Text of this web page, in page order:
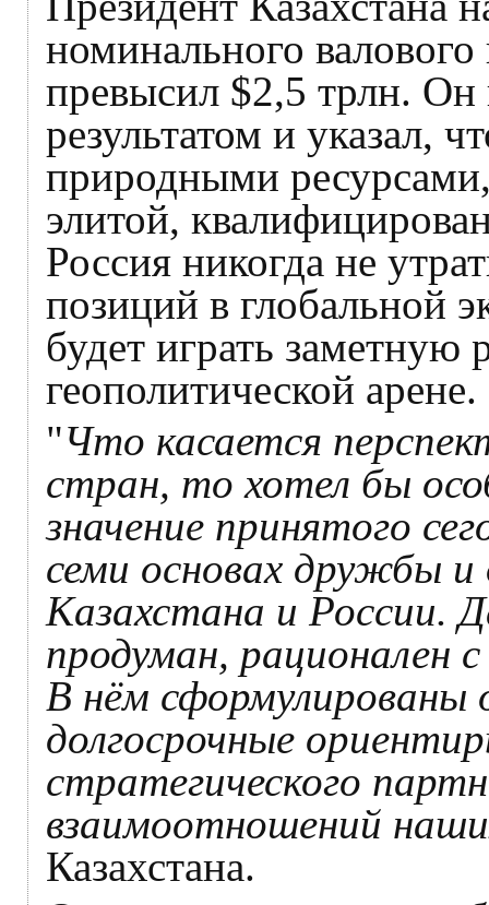
номинального
превысил $2,5 трлн. Он
результатом и указал,
природными
элитой,
Россия никогда не
позиций в глобальной
будет играть заметную
геополитической арене.
"Что касается
стран, то хотел бы
значение принятого
семи основах дружбы и
Казахстана и России.
продуман, рационален
В нём сформулированы
долгосрочные
стратегического
взаимоотношений
Казахстана.